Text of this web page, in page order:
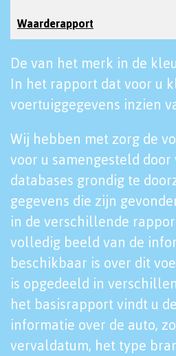
Waarderapport
De van het merk in de
In het rapport dat voor u
voertuiggegevens inzien
Wij hebben met zorg de
voor u samengesteld
databases grondig te
gegevens die zijn
in de verschillende
volledig beeld van de
beschikbaar is over dit
is opgedeeld in
het basisrapport vindt u
informatie over de auto,
vervaldatum, het type